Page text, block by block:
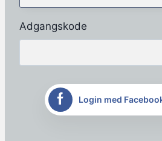
Adgangskode
Login med